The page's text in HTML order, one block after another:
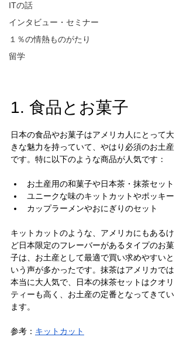
ITの話
インタビュー・セミナー
１％の情熱ものがたり
留学
1. 食品とお菓子
日本の食品やお菓子はアメリカ人にとって大
きな魅力を持っていて、やはり必須のお土産
です。特に以下のような商品が人気です：
お土産用の和菓子や日本茶・抹茶セット
ユニークな味のキットカットやポッキー
カップラーメンやおにぎりのセット
キットカットのような、アメリカにもあるけ
ど日本限定のフレーバーがあるタイプのお菓
子は、お土産として最適で買い求めやすいと
いう声が多かったです。抹茶はアメリカでは
本当に大人気で、日本の抹茶セットはクオリ
ティーも高く、お土産の定番となってきてい
ます。
参考： キットカット